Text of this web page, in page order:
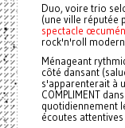
Duo, voire trio
(une ville réputée
spectacle
rock'n'roll
Ménageant
côté dansant
s'apparenterait à
COMPLIMENT
quotidiennement
écoutes attentives